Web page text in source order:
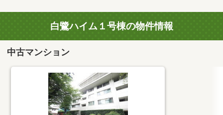
白鷺ハイム１号棟の物件情報
中古マンション